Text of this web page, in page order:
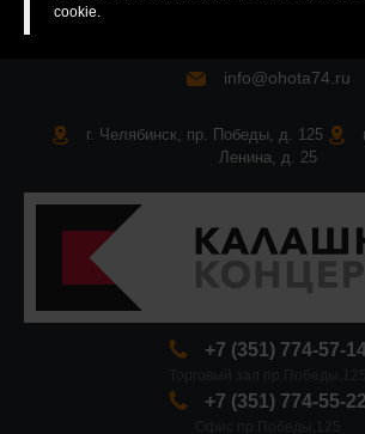
cookie.
info@ohota74.ru
г. Челябинск, пр. Победы, д. 125
Ленина, д. 25
+7 (351) 774-57-
+7 (351) 774-55-22